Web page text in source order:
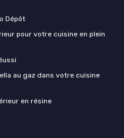
Dépôt
pour votre cuisine en plein
au gaz dans votre cuisine
en résine